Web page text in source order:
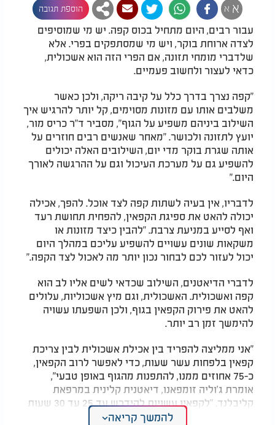
א א הוספת תגובה
עבור רבים, היום מתחיל בכוס קפה. יש מי שמוסיפים
לצדה ארוחת בוקר, ויש מי שמסתפקים בפרי. אלא
שלדברי מומחי תזונה, אם הפרי הזה הוא אשכולית,
כדאי לעצור ולחשוב פעמיים.
"קפה נצרך בדרך כלל על קיבה ריקה, ולכן כאשר
משלבים אותו עם מזונות מסוימים, קל יותר להרגיש איך
השילוב ביניהם משפיע על הגוף", מסביר ד"ר כריס מור,
יועץ לתזונה ולכושר. "מאחר שאנשים רבים חוזרים על
אותה שגרת בוקר מדי יום, השילובים האלה יכולים
להשפיע גם על מערכת העיכול וגם על ההרגשה לאורך
היום."
לדבריו, אין בעיה לשתות קפה לצד אוכל. להפך, אכילה
יכולה להאט את ספיגת הקפאין, להפחית תחושת רעד
ואף לסייע במניעת צרבת. "להבין כיצד מזונות או
משקאות שונים עשויים להשפיע עליכם במהלך היום
יכול לעזור לכם לבחור נכון יותר מה לאכול לצד הקפה."
לדברי הדיאטנים, השילוב שכדאי לשים אליו לב הוא
קפה ואשכולית. האשכולית, וגם מיץ אשכוליות, עלולים
להאט את פירוק הקפאין בגוף, ולכן השפעתו עשויה
להימשך זמן רב יותר.
"אני ממליצה להפריד בין אכילת אשכולית לבין צריכת
קפאין בלפחות עשר שעות, כדי לאפשר לרוב הקפאין,
כ-75 אחוזים ממנו, להתפנות מהגוף באופן טבעי",
אומרת ג'וליה זומפאנו, דיאטנית קלינית במרפאת
קליבלנד. "לקפאין עשויות להידרש עד 25 עד 30 שעות
כדי להתפנות כמעט לחלוטין מהגוף."
להמשך קריאה